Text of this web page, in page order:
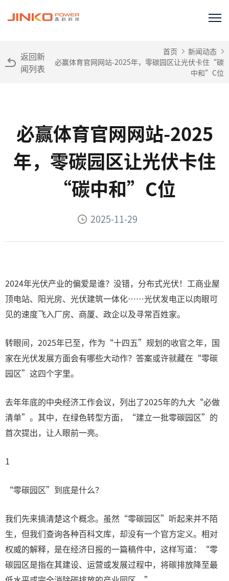
返回新
闻列表
首页
新闻动态
必赢体育官网网站-2025年，零碳园区让光伏卡住“碳
中和”C位
必赢体育官网网站-2025
年，零碳园区让光伏卡住
“碳中和”C位
2025-11-29
2024年光伏产业的偏爱是谁？没错，分布式光伏！工商业屋
顶电站、阳光房、光伏建筑一体化……光伏发电正以肉眼可
见的速度飞入厂房、商厦、政企以及寻常百姓家。
转眼间，2025年已至，作为“十四五”规划的收官之年，国
家在光伏发展方面会有哪些大动作？答案或许就藏在“零碳
园区”这四个字里。
去年年底的中央经济工作会议，列出了2025年的九大“必做
清单”。其中，在绿色转型方面，“建立一批零碳园区”的
首次提出，让人眼前一亮。
1
“零碳园区”到底是什么？
我们先来搞清楚这个概念。虽然“零碳园区”听起来并不陌
生，但我们查询各种百科文库，却没有一个官方定义。相对
权威的解释，是在经济日报的一篇稿件中，这样写道：“零
碳园区是指在其建设、运营或发展过程中，将碳排放降至最